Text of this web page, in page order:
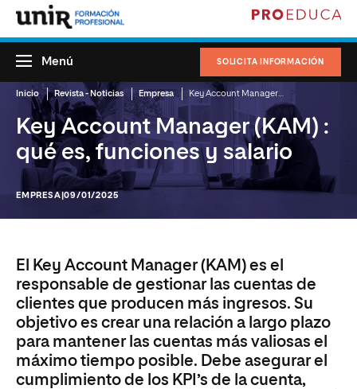
SOLICITA INFORMACIÓN
Menú
Inicio Revista - Noticias Empresa
Key Account Manager (KAM) :
qué es, funciones y salario
EMPRESA |09/01/2025
El Key Account Manager (KAM) es el
responsable de gestionar las cuentas de
clientes que producen más ingresos. Su
objetivo es crear una relación a largo plazo
para mantener las cuentas más valiosas el
máximo tiempo posible. Debe asegurar el
cumplimiento de los KPI’s de la cuenta,